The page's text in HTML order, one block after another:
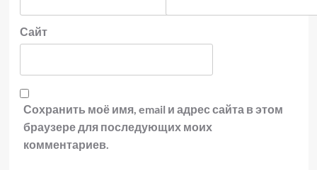
Сайт
Сохранить моё имя, email и адрес сайта в этом
браузере для последующих моих
комментариев.